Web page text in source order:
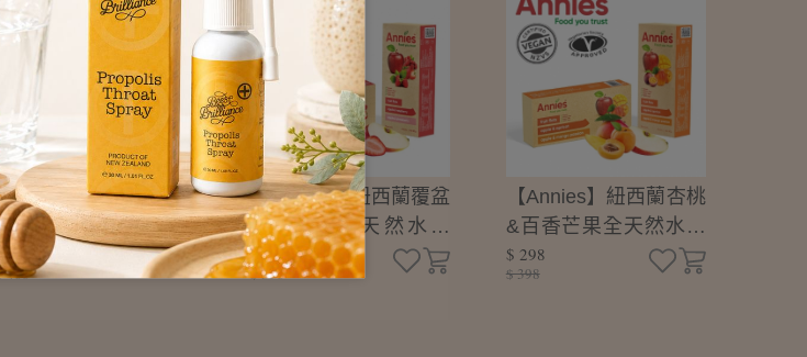
Mother Earth】紐西
奇亞籽花生醬-380g
368
468
【Annies】紐西蘭覆盆
莓&草莓全天然水果
條-80g
$ 298
$ 398
【Annies】紐西蘭杏桃
&百香芒果全天然水果
條-80g
$ 298
$ 398